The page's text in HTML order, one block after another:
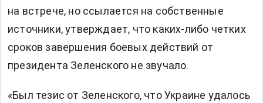
на встрече, но ссылается на собственные
источники, утверждает, что каких-либо четких
сроков завершения боевых действий от
президента Зеленского не звучало.
«Был тезис от Зеленского, что Украине удалось